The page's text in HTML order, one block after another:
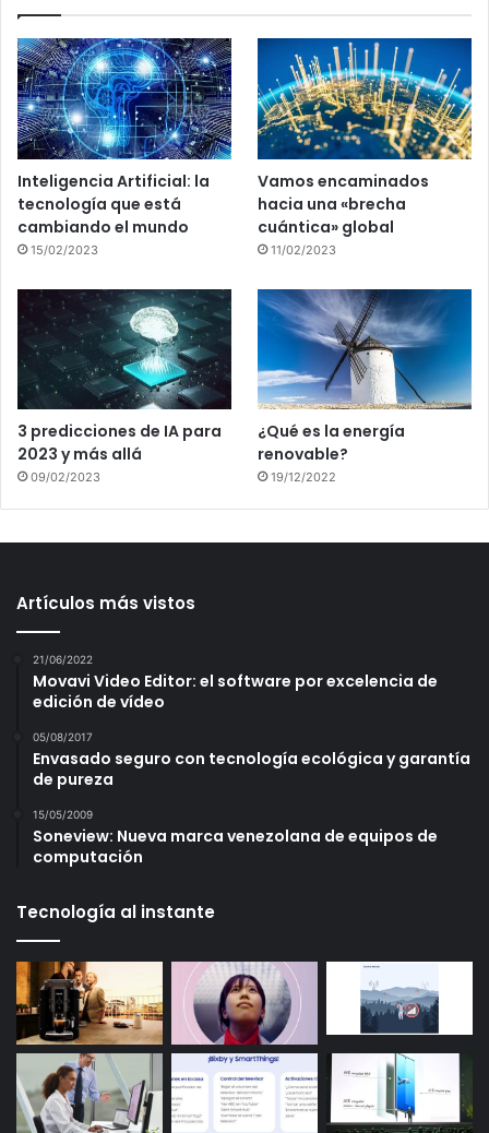
Inteligencia Artificial: la
tecnología que está
cambiando el mundo
15/02/2023
Vamos encaminados
hacia una «brecha
cuántica» global
11/02/2023
3 predicciones de IA para
2023 y más allá
09/02/2023
¿Qué es la energía
renovable?
19/12/2022
Artículos más vistos
21/06/2022
Movavi Video Editor: el software por excelencia de
edición de vídeo
05/08/2017
Envasado seguro con tecnología ecológica y garantía
de pureza
15/05/2009
Soneview: Nueva marca venezolana de equipos de
computación
Tecnología al instante